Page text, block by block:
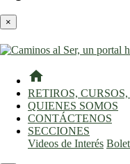
×
home
RETIROS,
QUIENES SOMOS
CONTÁCTENOS
SECCIONES
Videos de Interés